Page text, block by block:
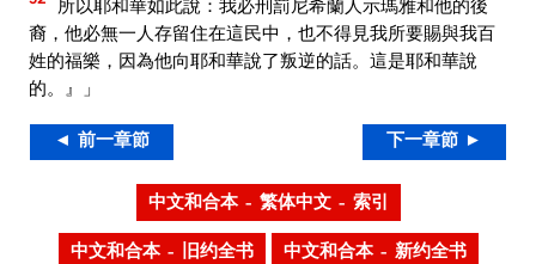
裔，他必無一人存留住在這民中，也不得見我所要賜與我百
姓的福樂，因為他向耶和華說了叛逆的話。這是耶和華說
的。』」
◄ 前一章節 下一章節 ►
中文和合本 – 繁体中文 – 索引
中文和合本 – 旧约全书 中文和合本 – 新约全书